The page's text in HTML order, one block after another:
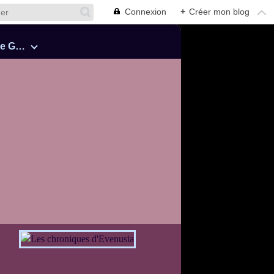
Connexion + Créer mon blog
Cinquante Nuances de Grey